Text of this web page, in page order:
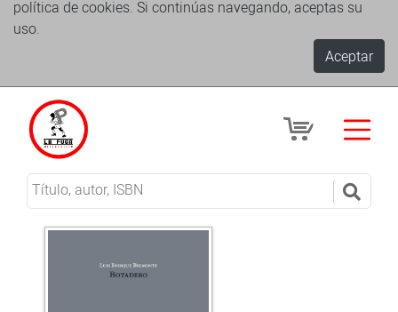
política de cookies. Si continúas navegando, aceptas su
uso.
Aceptar